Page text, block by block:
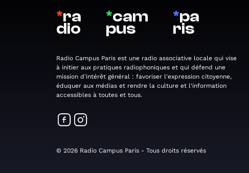
*ra
dio
*cam
pus
*pa
ris
Radio Campus Paris est une radio associative locale qui vise
à initier aux pratiques radiophoniques et qui défend une
mission d'intérêt général : favoriser l'expression citoyenne,
éduquer aux médias et rendre la culture et l'information
accessibles à toutes et tous.
© 2026 Radio Campus Paris - Tous droits réservés